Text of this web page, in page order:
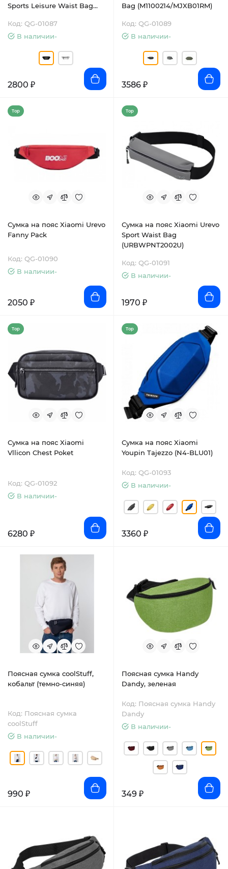
Sports Leisure Waist Bag
Код: QG-01087
В наличии-
2800 ₽
Bag (M1100214/MJXB01RM)
Код: QG-01089
В наличии-
3586 ₽
Top
Сумка на пояс Xiaomi Urevo
Fanny Pack
Код: QG-01090
В наличии-
2050 ₽
Top
Сумка на пояс Xiaomi Urevo
Sport Waist Bag
(URBWPNT2002U)
Код: QG-01091
В наличии-
1970 ₽
Top
Сумка на пояс Xiaomi
Vllicon Chest Poket
Код: QG-01092
В наличии-
6280 ₽
Top
Сумка на пояс Xiaomi
Youpin Tajezzo (N4-BLU01)
Код: QG-01093
В наличии-
3360 ₽
Поясная сумка coolStuff,
кобальт (темно-синяя)
Код: Поясная сумка
coolStuff
В наличии-
990 ₽
Поясная сумка Handy
Dandy, зеленая
Код: Поясная сумка Handy
Dandy
В наличии-
349 ₽